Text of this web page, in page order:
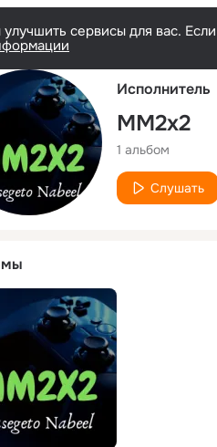
сервисы для вас.
Исполнитель
MM2x2
1 альбом
Слушать